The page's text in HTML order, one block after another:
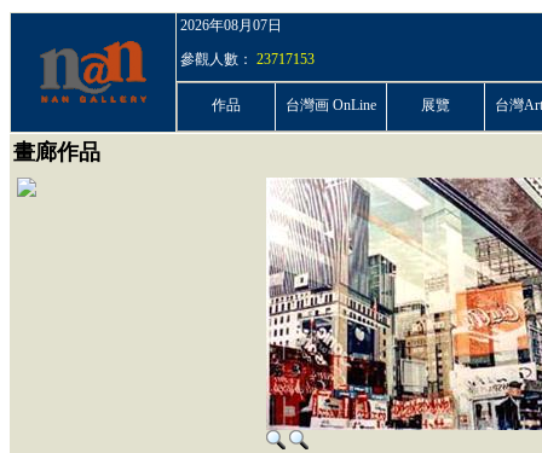
2026年08月07日
參觀人數： 23717153
作品 台灣画 OnLine 展覽 台灣
畫廊作品